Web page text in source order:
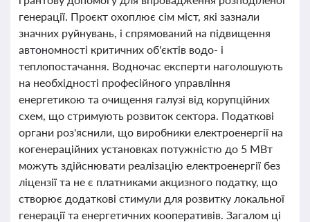
генерації. Проєкт охоплює сім міст, які зазнали
значних руйнувань, і спрямований на підвищення
автономності критичних об'єктів водо- і
теплопостачання. Водночас експерти наголошують
на необхідності професійного управління
енергетикою та очищення галузі від корупційних
схем, що стримують розвиток сектора. Податкові
органи роз'яснили, що виробники електроенергії на
когенераційних установках потужністю до 5 МВт
можуть здійснювати реалізацію електроенергії без
ліцензії та не є платниками акцизного податку, що
створює додаткові стимули для розвитку локальної
генерації та енергетичних кооперативів. Загалом ці